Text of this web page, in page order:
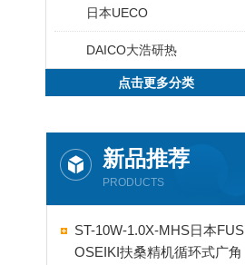
日本UECO
DAICO大浩研热
点击更多分类
新品推荐
PRODUCTS
ST-10W-1.0X-MHS日本FUS
OSEIKI扶桑精机循环式广角